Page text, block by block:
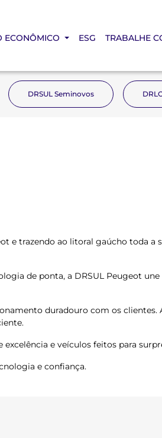
ECONÔMICO ESG TRABALHE
DRSUL Seminovos
e trazendo ao litoral gaúcho toda a
de ponta, a DRSUL Peugeot
duradouro com os clientes.
e veículos feitos para
e confiança.